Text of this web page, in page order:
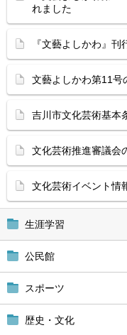
生涯学習
公民館
スポーツ
歴史・文化
れました
『文藝よしかわ』刊
文藝よしかわ第11号
吉川市文化芸術基本
文化芸術推進審議会
文化芸術イベント情